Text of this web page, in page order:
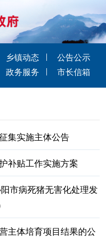
乡镇动态
公告公示
政务服务 市长信箱
集实施主体公告
补贴工作实施方案
市病死猪无害化处理发
主体培育项目结果的公